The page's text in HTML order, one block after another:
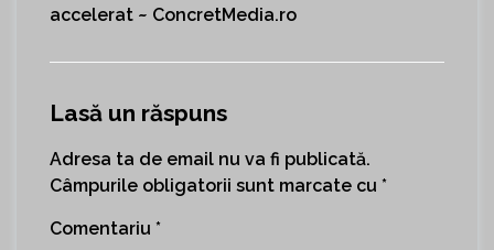
accelerat ~ ConcretMedia.ro
Lasă un răspuns
Adresa ta de email nu va fi publicată.
Câmpurile obligatorii sunt marcate cu *
Comentariu *